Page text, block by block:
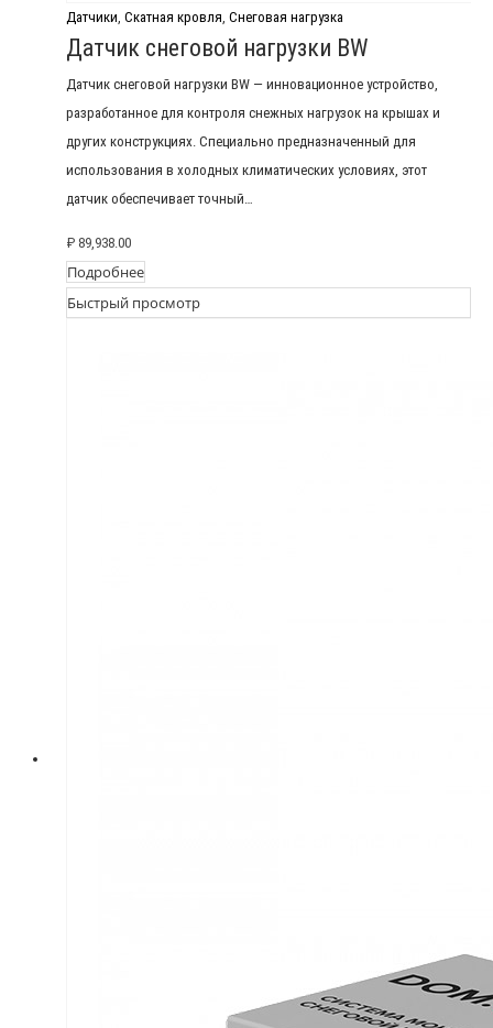
Датчики Скатная кровля Снеговая нагрузка
Датчик снеговой нагрузки BW
Датчик снеговой нагрузки BW — инновационное устройство,
разработанное для контроля снежных нагрузок на крышах и
других конструкциях. Специально предназначенный для
использования в холодных климатических условиях, этот
датчик обеспечивает точный…
₽ 89,938.00
Подробнее
Быстрый просмотр